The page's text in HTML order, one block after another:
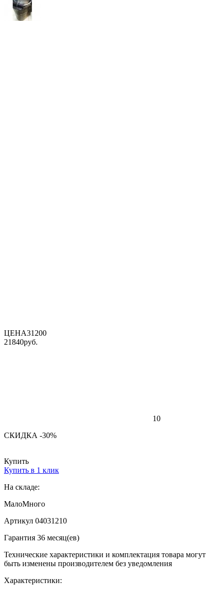
ЦЕНА31200
21840руб.
10
СКИДКА -30%
Купить
Купить в 1 клик
На складе:
МалоМного
Артикул 04031210
Гарантия 36 месяц(ев)
Технические характеристики и комплектация товара могут
быть изменены производителем без уведомления
Характеристики: